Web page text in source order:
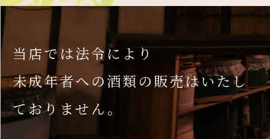
当店では法令により
未成年者への酒類の販売はいたし
ておりません。